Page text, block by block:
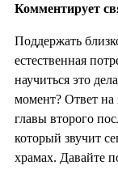
Комментирует
Поддержать
естественная
научиться это
момент? Ответ на
главы второго
который звучит
храмах. Давайте